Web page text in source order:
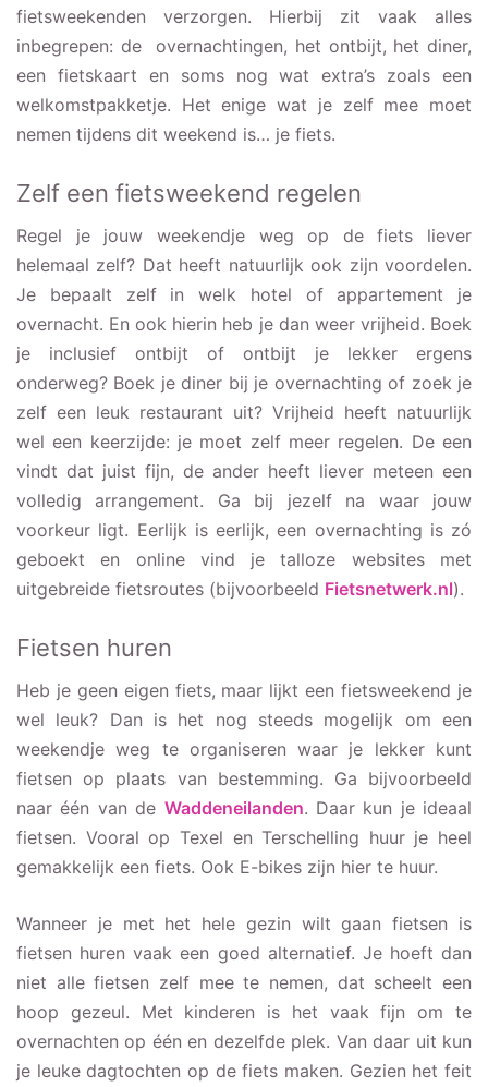
fietsweekenden verzorgen. Hierbij zit vaak alles
inbegrepen: de overnachtingen, het ontbijt, het diner,
een fietskaart en soms nog wat extra’s zoals een
welkomstpakketje. Het enige wat je zelf mee moet
nemen tijdens dit weekend is… je fiets.
Zelf een fietsweekend regelen
Regel je jouw weekendje weg op de fiets liever
helemaal zelf? Dat heeft natuurlijk ook zijn voordelen.
Je bepaalt zelf in welk hotel of appartement je
overnacht. En ook hierin heb je dan weer vrijheid. Boek
je inclusief ontbijt of ontbijt je lekker ergens
onderweg? Boek je diner bij je overnachting of zoek je
zelf een leuk restaurant uit? Vrijheid heeft natuurlijk
wel een keerzijde: je moet zelf meer regelen. De een
vindt dat juist fijn, de ander heeft liever meteen een
volledig arrangement. Ga bij jezelf na waar jouw
voorkeur ligt. Eerlijk is eerlijk, een overnachting is zó
geboekt en online vind je talloze websites met
uitgebreide fietsroutes (bijvoorbeeld Fietsnetwerk.nl).
Fietsen huren
Heb je geen eigen fiets, maar lijkt een fietsweekend je
wel leuk? Dan is het nog steeds mogelijk om een
weekendje weg te organiseren waar je lekker kunt
fietsen op plaats van bestemming. Ga bijvoorbeeld
naar één van de Waddeneilanden. Daar kun je ideaal
fietsen. Vooral op Texel en Terschelling huur je heel
gemakkelijk een fiets. Ook E-bikes zijn hier te huur.
Wanneer je met het hele gezin wilt gaan fietsen is
fietsen huren vaak een goed alternatief. Je hoeft dan
niet alle fietsen zelf mee te nemen, dat scheelt een
hoop gezeul. Met kinderen is het vaak fijn om te
overnachten op één en dezelfde plek. Van daar uit kun
je leuke dagtochten op de fiets maken. Gezien het feit